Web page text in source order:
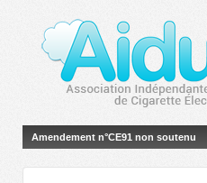
Amendement n°CE91 non soutenu